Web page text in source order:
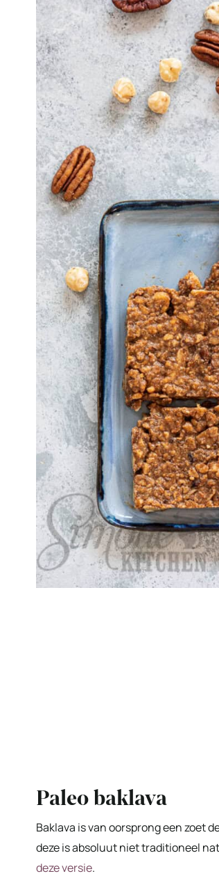
Paleo baklava
Baklava is van oorsprong een zoet
deze is absoluut niet traditioneel
deze versie.